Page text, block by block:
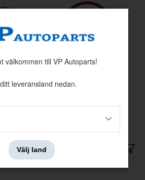
450 kr
välkommen till VP Autoparts!
leveransland nedan.
Välj land